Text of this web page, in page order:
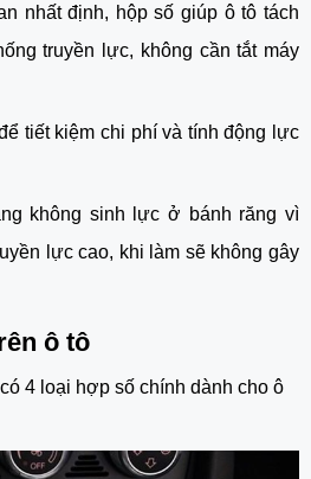
nhất định, hộp số giúp ô tô tách
truyền lực, không cần tắt máy
tiết kiệm chi phí và tính động lực
không sinh lực ở bánh răng vì
lực cao, khi làm sẽ không gây
ô tô
4 loại hợp số chính dành cho ô